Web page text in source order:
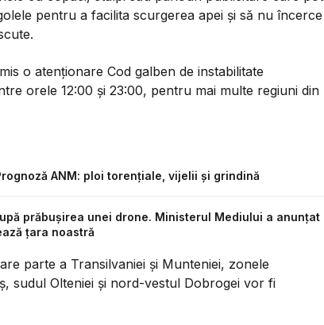
pentru a facilita scurgerea apei și să nu încerce
o atenționare Cod galben de instabilitate
orele 12:00 și 23:00, pentru mai multe regiuni din
ANM: ploi torențiale, vijelii și grindină
prăbușirea unei drone. Ministerul Mediului a anunțat
țara noastră
parte a Transilvaniei și Munteniei, zonele
sudul Olteniei și nord-vestul Dobrogei vor fi